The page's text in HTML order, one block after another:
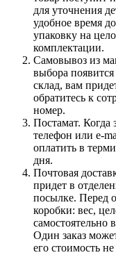
для уточнения
удобное время
упаковку на
комплектации.
Самовывоз из
выбора появится
склад, вам
обратитесь к
номер.
Постамат. Когда
телефон или e-
оплатить в
дня.
Почтовая
придет в
посылке. Перед
коробки: вес,
самостоятельно
Один заказ
его стоимость